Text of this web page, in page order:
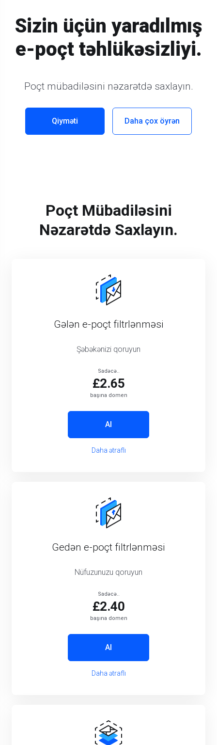
Sizin üçün yaradılmış
e-poçt təhlükəsizliyi.
Poçt mübadiləsini nəzarətdə saxlayın.
Qiyməti Daha çox öyrən
Poçt Mübadiləsini
Nəzarətdə Saxlayın.
Gələn e-poçt filtrlənməsi
Şəbəkənizi qoruyun
Sadəcə..
£2.65
başına domen
Al
Daha ətraflı
Gedən e-poçt filtrlənməsi
Nüfuzunuzu qoruyun
Sadəcə..
£2.40
başına domen
Al
Daha ətraflı